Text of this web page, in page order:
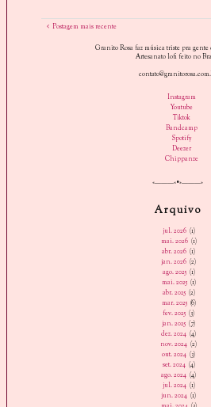
Postagem mais recente
Granito Rosa faz música triste pra gente
Artesanato lofi feito no
Instagram
Youtube
Tiktok
Bandcamp
Spotify
Deezer
Chippanze
«———«•»———»
Arquivo
jul. 2026 (1)
mai. 2026 (1)
abr. 2026 (1)
jan. 2026 (2)
ago. 2025 (1)
mai. 2025 (1)
abr. 2025 (2)
mar. 2025 (6)
fev. 2025 (3)
jan. 2025 (7)
dez. 2024 (4)
nov. 2024 (2)
out. 2024 (3)
set. 2024 (4)
ago. 2024 (4)
jul. 2024 (1)
jun. 2024 (1)